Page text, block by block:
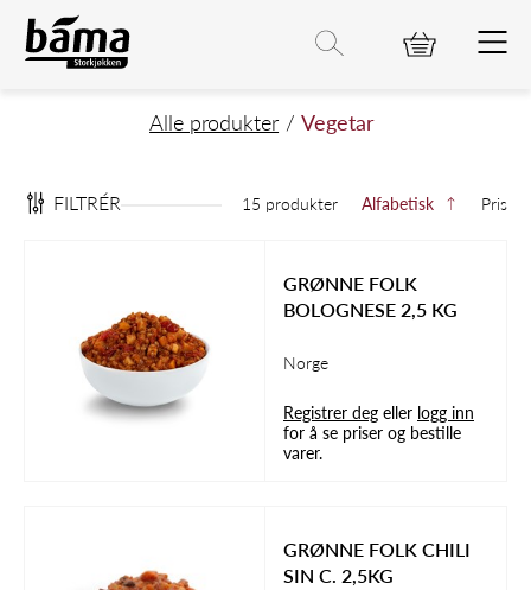
Vegetar
Hovedinnhold
Hovedmeny
HovedmenyAlle produkter Vegetar
FILTRÉR 15 produkter Alfabetisk Pris
GRØNNE FOLK
BOLOGNESE 2,5 KG
Norge
Registrer deg eller logg inn
for å se priser og bestille
varer.
GRØNNE FOLK CHILI
SIN C. 2,5KG